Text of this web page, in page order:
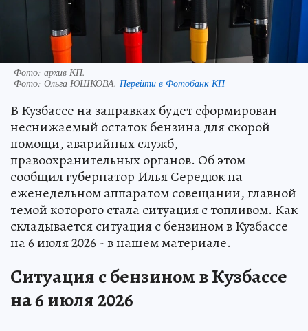
Фото: архив КП.
Фото: Ольга ЮШКОВА. Перейти в Фотобанк КП
В Кузбассе на заправках будет сформирован
неснижаемый остаток бензина для скорой
помощи, аварийных служб,
правоохранительных органов. Об этом
сообщил губернатор Илья Середюк на
еженедельном аппаратом совещании, главной
темой которого стала ситуация с топливом. Как
складывается ситуация с бензином в Кузбассе
на 6 июля 2026 - в нашем материале.
Ситуация с бензином в Кузбассе
на 6 июля 2026